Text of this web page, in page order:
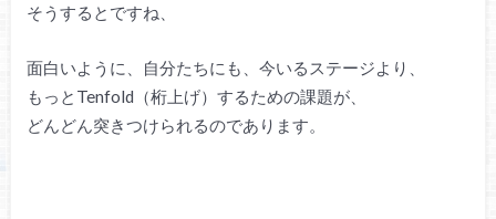
そうするとですね、
面白いように、自分たちにも、今いるステージより、
もっとTenfold（桁上げ）するための課題が、
どんどん突きつけられるのであります。